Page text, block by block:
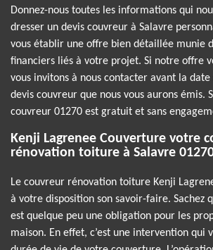
Donnez-nous toutes les informations qui
dresser un devis couvreur à Salavre
vous établir une offre bien détaillée munie
financiers liés à votre projet. Si notre offre
vous invitons à nous contacter avant la
devis couvreur que nous vous aurons émis.
couvreur 01270 est gratuit et sans
Kenji Lagrenee Couverture votre
rénovation toiture à Salavre
Le couvreur rénovation toiture Kenji
à votre disposition son savoir-faire. Sachez
est quelque peu une obligation pour les
maison. En effet, c’est une intervention qui